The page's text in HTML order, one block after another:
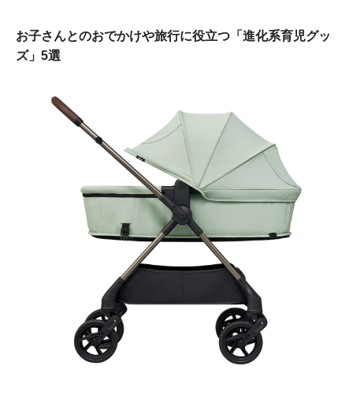
お子さんとのおでかけや旅行に役立つ「進化系育児グッ
ズ」5選